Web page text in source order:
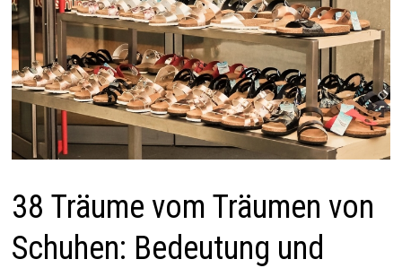
38 Träume vom Träumen von
Schuhen: Bedeutung und